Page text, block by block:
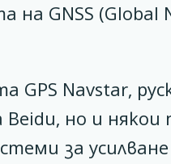
GNSS (Global
GPS Navstar,
но и някои
за